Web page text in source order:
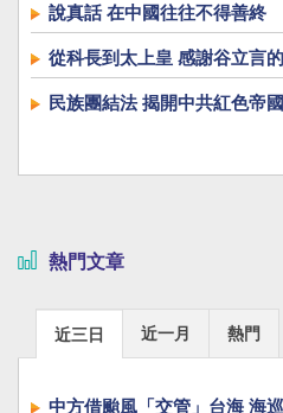
說真話 在中國往往不得善終
從科長到太上皇 感謝谷立言
民族團結法 揭開中共紅色帝
熱門文章
近三日 近一月 熱門
中方借颱風「交管」台海 海